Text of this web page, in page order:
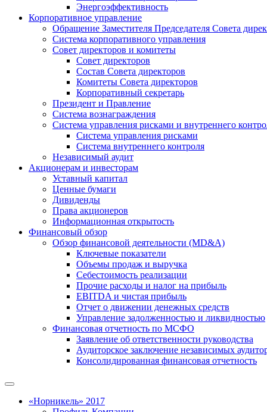
Энергоэффективность
Корпоративное управление
Обращение Заместителя Председателя Совета
Система корпоративного управления
Совет директоров и комитеты
Совет директоров
Состав Совета директоров
Комитеты Совета директоров
Корпоративный секретарь
Президент и Правление
Система вознаграждения
Система управления рисками и внутреннего
Система управления рисками
Система внутреннего контроля
Независимый аудит
Акционерам и инвесторам
Уставный капитал
Ценные бумаги
Дивиденды
Права акционеров
Информационная открытость
Финансовый обзор
Обзор финансовой деятельности (MD&A)
Ключевые показатели
Объемы продаж и выручка
Себестоимость реализации
Прочие расходы и налог на прибыль
EBITDA и чистая прибыль
Отчет о движении денежных средств
Управление задолженностью и ликвидностью
Финансовая отчетность по МСФО
Заявление об ответственности руководства
Аудиторское заключение независимых
Консолидированная финансовая отчетность
«Норникель» 2017